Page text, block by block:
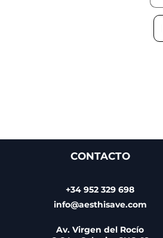
CONTACTO
+34 952 329 698
info@aesthisave.com
Av. Virgen del Rocío